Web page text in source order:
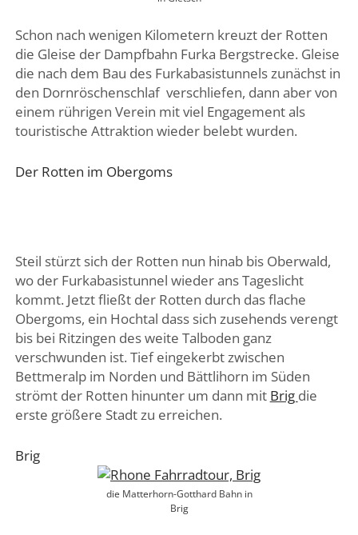
Schon nach wenigen Kilometern kreuzt der Rotten
die Gleise der Dampfbahn Furka Bergstrecke. Gleise
die nach dem Bau des Furkabasistunnels zunächst in
den Dornröschenschlaf verschliefen, dann aber von
einem rührigen Verein mit viel Engagement als
touristische Attraktion wieder belebt wurden.
Der Rotten im Obergoms
Steil stürzt sich der Rotten nun hinab bis Oberwald,
wo der Furkabasistunnel wieder ans Tageslicht
kommt. Jetzt fließt der Rotten durch das flache
Obergoms, ein Hochtal dass sich zusehends verengt
bis bei Ritzingen des weite Talboden ganz
verschwunden ist. Tief eingekerbt zwischen
Bettmeralp im Norden und Bättlihorn im Süden
strömt der Rotten hinunter um dann mit Brig die
erste größere Stadt zu erreichen.
Brig
die Matterhorn-Gotthard Bahn in
Brig